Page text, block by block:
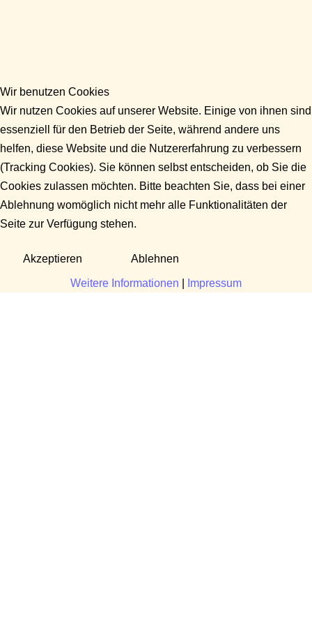
Wir benutzen Cookies
Wir nutzen Cookies auf unserer Website. Einige von ihnen sind
essenziell für den Betrieb der Seite, während andere uns
helfen, diese Website und die Nutzererfahrung zu verbessern
(Tracking Cookies). Sie können selbst entscheiden, ob Sie die
Cookies zulassen möchten. Bitte beachten Sie, dass bei einer
Ablehnung womöglich nicht mehr alle Funktionalitäten der
Seite zur Verfügung stehen.
Akzeptieren Ablehnen
Weitere Informationen Impressum